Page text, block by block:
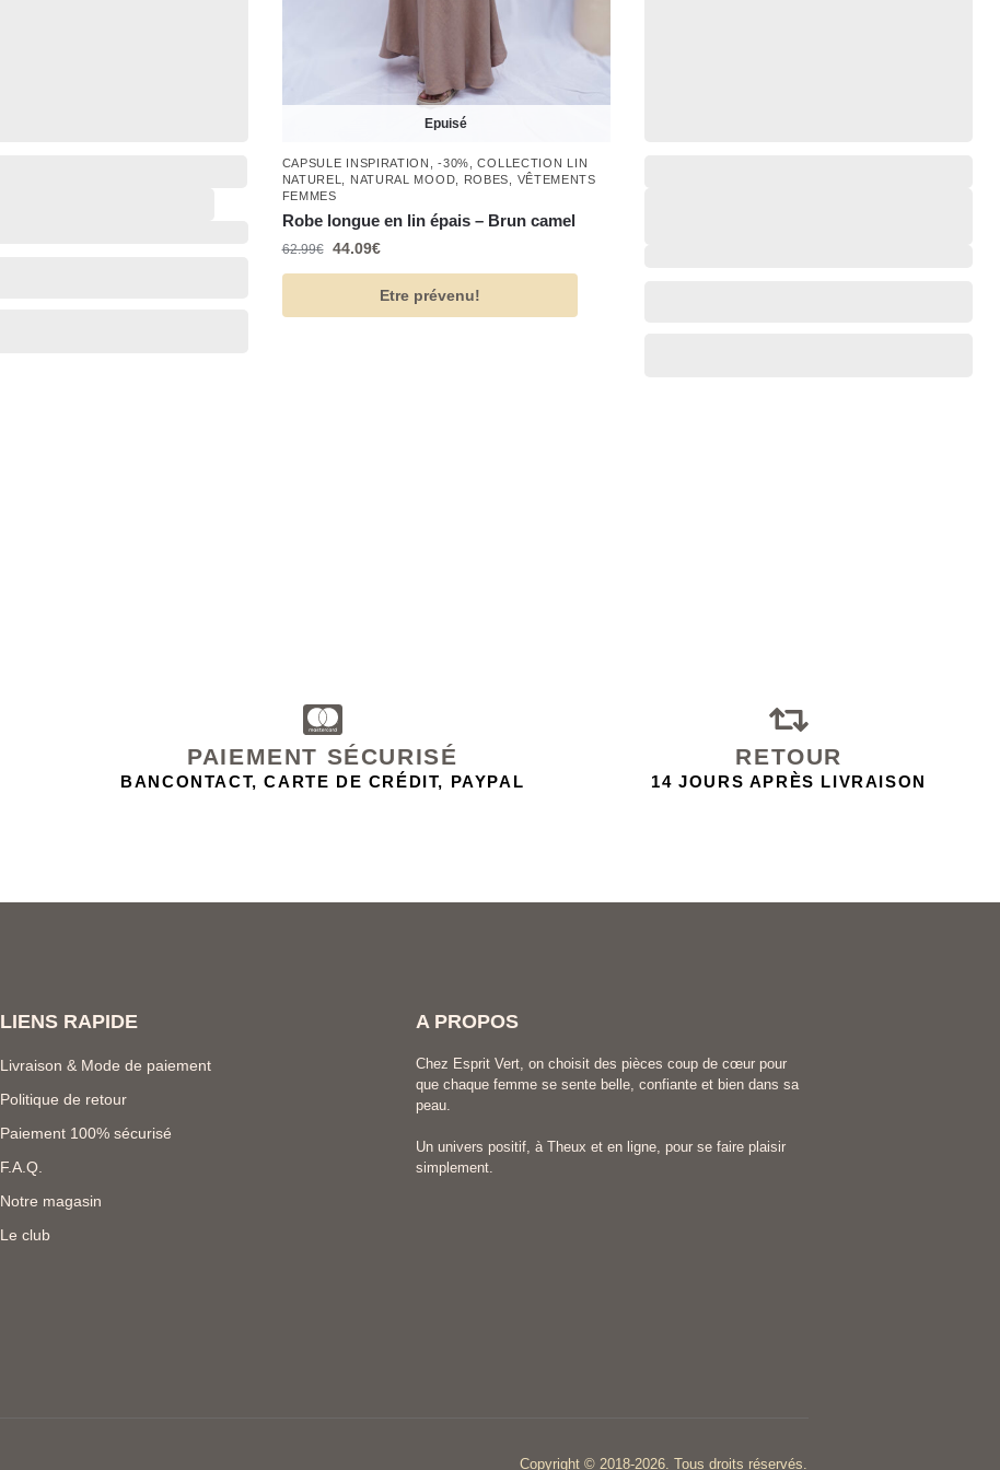
Epuisé
CAPSULE INSPIRATION ,-30% ,COLLECTION LIN
NATUREL
NATURAL MOOD ROBES
VÊTEMENTS
FEMMES
Robe longue en lin épais – Brun camel
62.99€ 44.09€
Etre prévenu!
PAIEMENT SÉCURISÉ
BANCONTACT, CARTE DE CRÉDIT, PAYPAL
RETOUR
14 JOURS APRÈS LIVRAISON
LIENS RAPIDE
Livraison & Mode de paiement
Politique de retour
Paiement 100% sécurisé
F.A.Q.
Notre magasin
Le club
A PROPOS
Chez Esprit Vert, on choisit des pièces coup de cœur pour
que chaque femme se sente belle, confiante et bien dans sa
peau.
Un univers positif, à Theux et en ligne, pour se faire plaisir
simplement.
Copyright © 2018-2026. Tous droits réservés.